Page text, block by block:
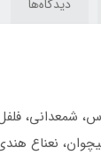
دیدگاه‌ها
شمعدانی،
نعناع